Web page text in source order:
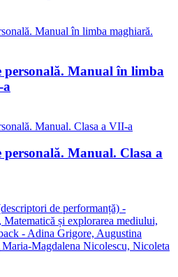
personală. Manual în limba
a
personală. Manual. Clasa a